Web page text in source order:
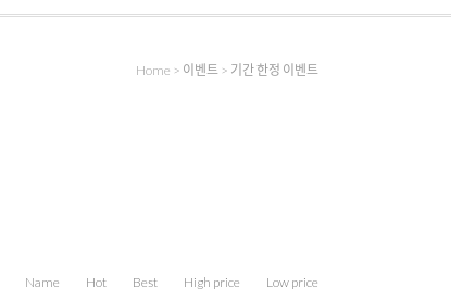
Home > 이벤트 > 기간 한정 이벤트
Name Hot Best High price Low price